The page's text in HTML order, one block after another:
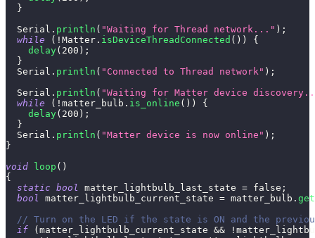
}
  Serial
. println ( "Waiting for Thread network..." ) ;
while
( ! Matter . isDeviceThreadConnected ( ) )
{
delay( 200 ) ;
}
  Serial
. println ( "Connected to Thread network" ) ;
  Serial
. println ( "Waiting for Matter device
while
( ! matter_bulb . is_online ( ) )
{
delay( 200 ) ;
}
  Serial
. println ( "Matter device is now online" ) ;
}
void
loop ( )
{
static bool matter_lightbulb_last_state = false ;
bool
matter_lightbulb_current_state = matter_bulb .
// Turn on the LED if the state is ON and the
if
( matter_lightbulb_current_state && !